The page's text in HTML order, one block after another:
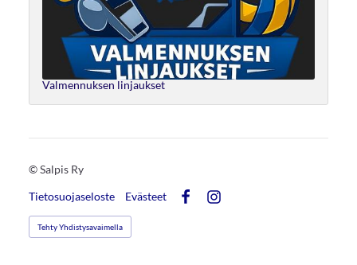
Valmennuksen linjaukset
©Salpis Ry
Tietosuojaseloste
Evästeet
Tehty Yhdistysavaimella